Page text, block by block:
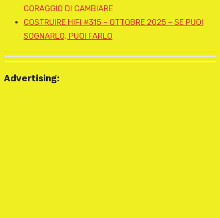
CORAGGIO DI CAMBIARE
COSTRUIRE HIFI #315 – OTTOBRE 2025 – SE PUOI
SOGNARLO, PUOI FARLO
Advertising: